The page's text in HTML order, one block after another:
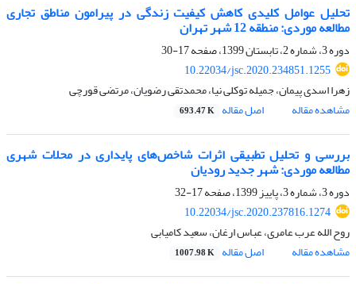
تحلیل عوامل کلیدی کاهش کیفیت زندگی در پیرامون مناطق تجاری
مطالعه موردی: منطقه 12 شهر تهران
دوره 3، شماره 2، تابستان 1399، صفحه
17-30
10.22034/jsc.2020.234851.1255
زهرا اسدی پیمان، جمیله توکلی نیا، محمدتقی رضویان، مرتضی قورچی
مشاهده مقاله
اصل مقاله 693.47 K
بررسی و تحلیل تطبیقی اثرات شاخص‌های پایداری در محلات شهری
مطالعه موردی: شهر جدید رودیان
دوره 3، شماره 3، پاییز 1399، صفحه
17-32
10.22034/jsc.2020.237816.1274
روح الله عرب عامری، عباس ارغان، سعید کامیابی
مشاهده مقاله
اصل مقاله 1007.98 K